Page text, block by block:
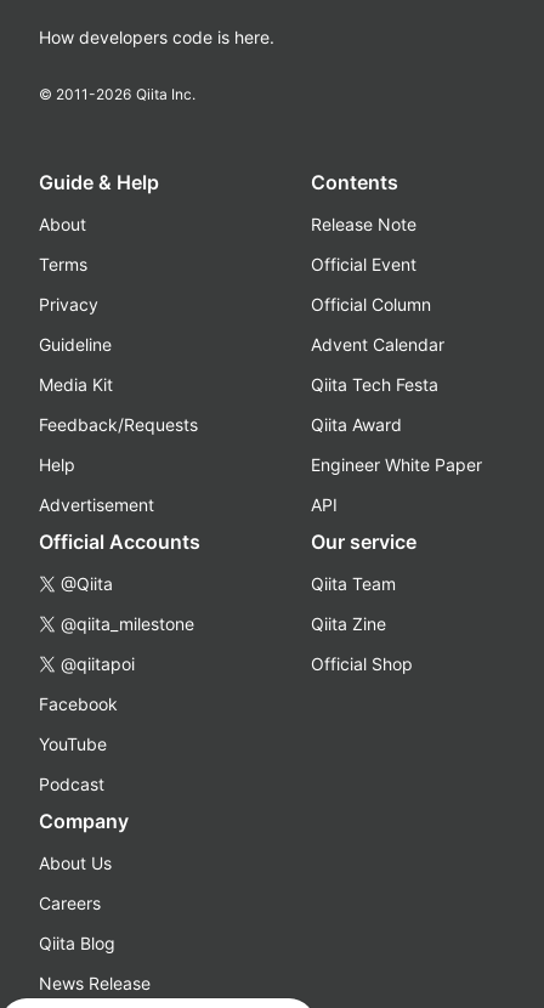
How developers code is here.
© 2011-2026 Qiita Inc.
Guide & Help
About
Terms
Privacy
Guideline
Media Kit
Feedback/Requests
Help
Advertisement
Contents
Release Note
Official Event
Official Column
Advent Calendar
Qiita Tech Festa
Qiita Award
Engineer White Paper
API
Official Accounts
@Qiita
@qiita_milestone
@qiitapoi
Facebook
YouTube
Podcast
Our service
Qiita Team
Qiita Zine
Official Shop
Company
About Us
Careers
Qiita Blog
News Release